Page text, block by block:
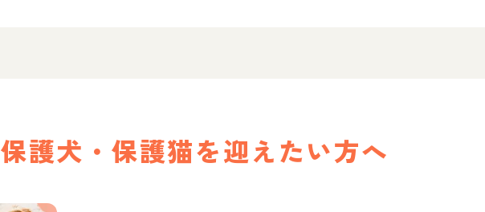
保護犬・保護猫を迎えたい方へ